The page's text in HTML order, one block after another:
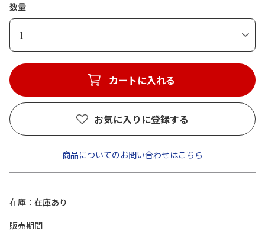
数量
1
カートに入れる
お気に入りに登録する
商品についてのお問い合わせはこちら
在庫
在庫あり
販売期間